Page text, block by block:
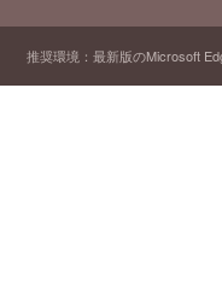
推奨環境：最新版のMicrosoft